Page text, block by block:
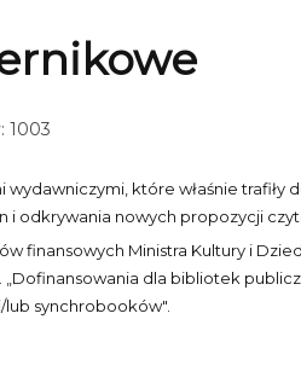
1003
które właśnie
i odkrywania nowych propozycji
finansowych Ministra Kultury i
„Dofinansowania dla bibliotek
synchrobooków".